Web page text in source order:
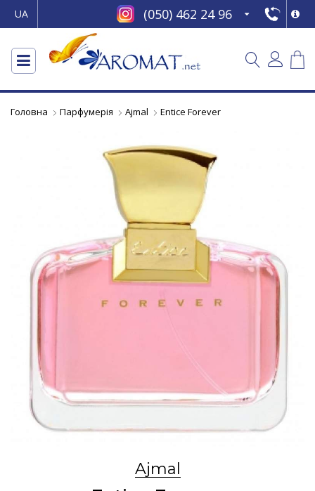
UA (050) 462 24 96
Головна Парфумерія Ajmal Entice Forever
Ajmal